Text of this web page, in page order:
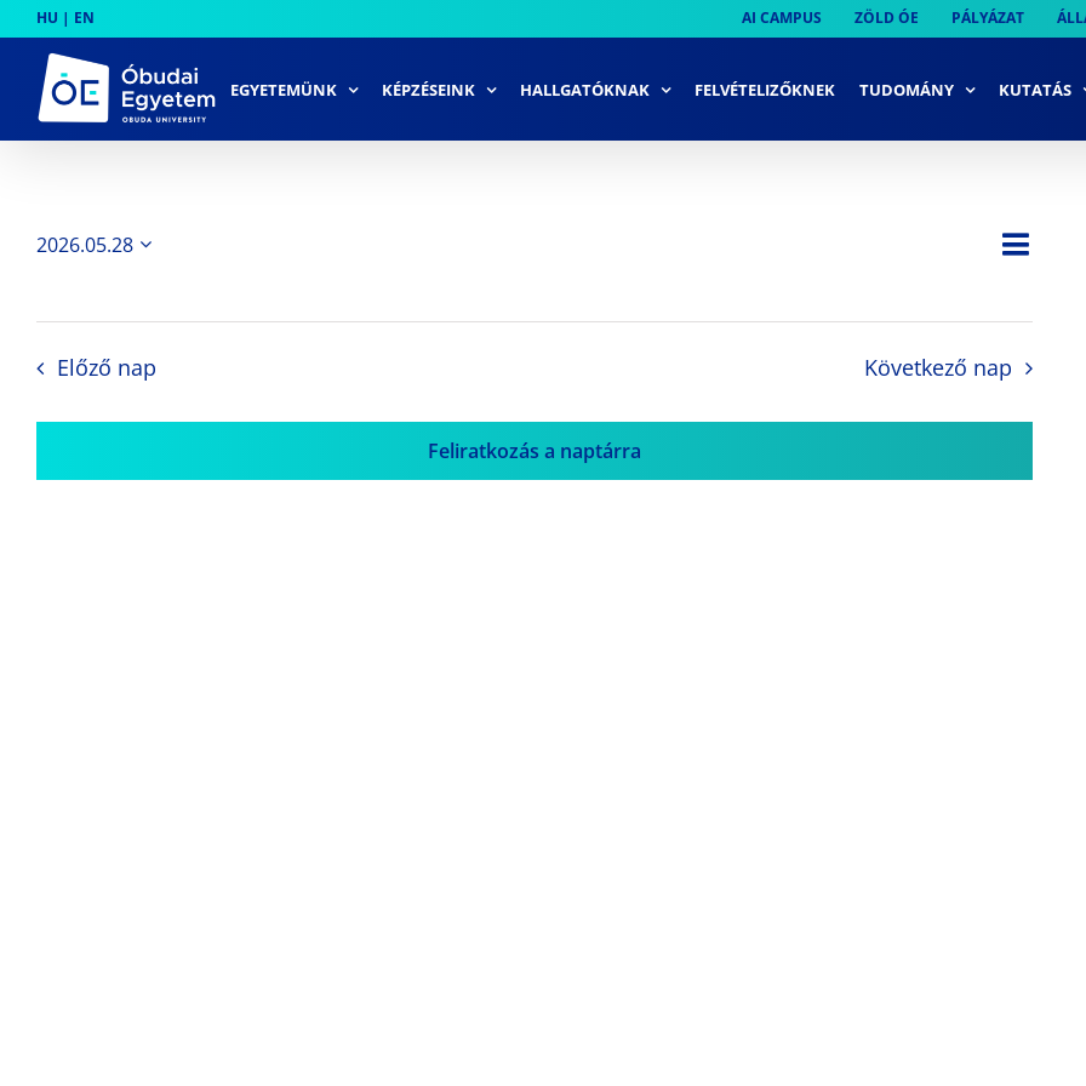
to
content
HU | EN AI CAMPUS ZÖLD ÓE PÁLYÁZAT
EGYETEMÜNK KÉPZÉSEINK HALLGATÓKNAK FELVÉTELIZŐKNEK TUDOMÁNY KUTATÁS
Nap
2026.05.28
Előző nap Következő nap
Feliratkozás a naptárra